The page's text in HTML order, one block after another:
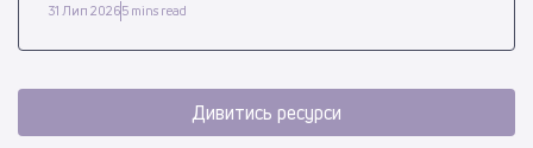
31 Лип 20265 mins read
Дивитись ресурси